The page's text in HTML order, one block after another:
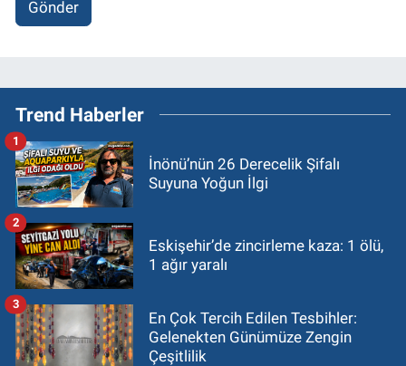
Gönder
Trend Haberler
İnönü’nün 26 Derecelik Şifalı
Suyuna Yoğun İlgi
1
Eskişehir’de zincirleme kaza: 1 ölü,
1 ağır yaralı
2
En Çok Tercih Edilen Tesbihler:
Gelenekten Günümüze Zengin
Çeşitlilik
3